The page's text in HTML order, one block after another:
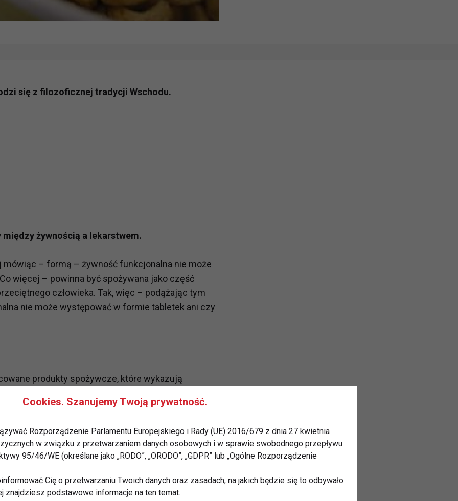
się z filozoficznej tradycji Wschodu.
żywnością a lekarstwem.
– formą – żywność funkcjonalna nie może
więcej – powinna być spożywana jako część
człowieka. Tak, więc – podążając tym
nie może występować w formie tabletek ani czy
produkty spożywcze, które wykazują
ponad ten, który wynika z obecności w niej
za niezbędne. Czyli, mówiąc prościej, jest to
wpływ na zdrowie ponad ten, który wynika z
musi być udowodnione badaniami
Cookies. Szanujemy Twoją prywatność.
Rozporządzenie Parlamentu Europejskiego i Rady (UE) 2016/679 z dnia 27 kwietnia
w związku z przetwarzaniem danych osobowych i w sprawie swobodnego przepływu
95/46/WE (określane jako „RODO”, „ORODO”, „GDPR” lub „Ogólne Rozporządzenie
Cię o przetwarzaniu Twoich danych oraz zasadach, na jakich będzie się to odbywało
znajdziesz podstawowe informacje na ten temat.